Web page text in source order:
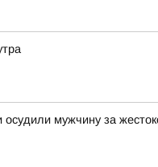
мужчину за